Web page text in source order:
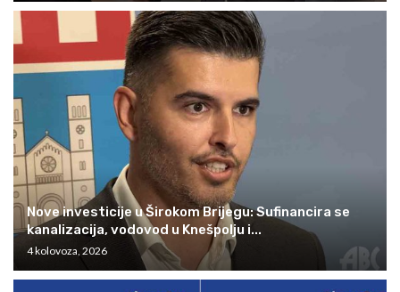
Nove investicije u Širokom Brijegu: Sufinancira se
kanalizacija, vodovod u Knešpolju i...
4 kolovoza, 2026